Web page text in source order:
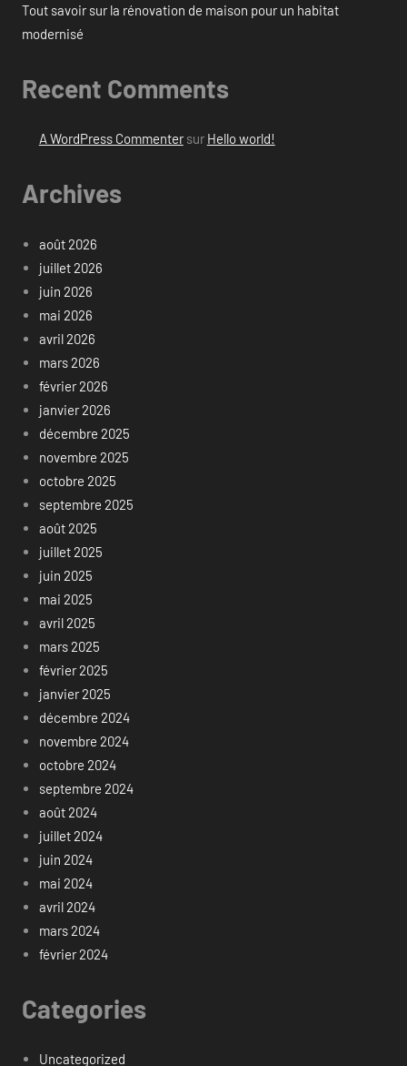
Tout savoir sur la rénovation de maison pour un habitat
modernisé
Recent Comments
A WordPress Commentersur Hello world!
Archives
août 2026
juillet 2026
juin 2026
mai 2026
avril 2026
mars 2026
février 2026
janvier 2026
décembre 2025
novembre 2025
octobre 2025
septembre 2025
août 2025
juillet 2025
juin 2025
mai 2025
avril 2025
mars 2025
février 2025
janvier 2025
décembre 2024
novembre 2024
octobre 2024
septembre 2024
août 2024
juillet 2024
juin 2024
mai 2024
avril 2024
mars 2024
février 2024
Categories
Uncategorized